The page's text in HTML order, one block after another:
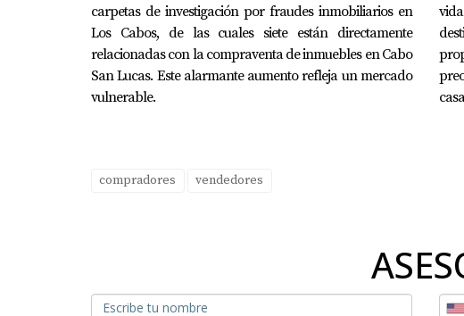
carpetas de investigación por fraudes inmobiliarios en
Los Cabos, de las cuales siete están directamente
relacionadas con la compraventa de inmuebles en Cabo
San Lucas. Este alarmante aumento refleja un mercado
vulnerable.
compradores vendedores